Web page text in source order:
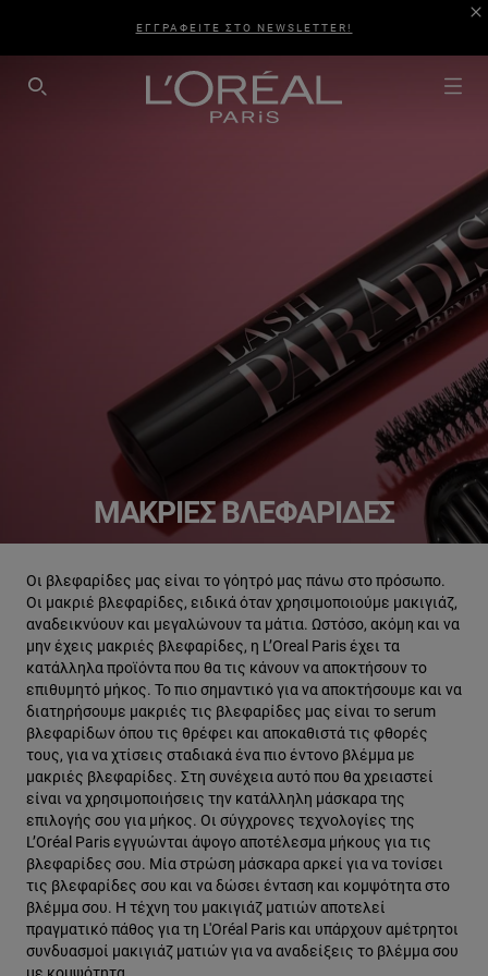
ΕΓΓΡΑΦΕΙΤΕ ΣΤΟ NEWSLETTER!
SEARCH THIS SITE
ΜΑΚΡΙΈΣ ΒΛΕΦΑΡΊΔΕΣ
Οι βλεφαρίδες μας είναι το γόητρό μας πάνω στο πρόσωπο.
Οι μακριέ βλεφαρίδες, ειδικά όταν χρησιμοποιούμε μακιγιάζ,
αναδεικνύουν και μεγαλώνουν τα μάτια. Ωστόσο, ακόμη και να
μην έχεις μακριές βλεφαρίδες, η L’Oreal Paris έχει τα
κατάλληλα προϊόντα που θα τις κάνουν να αποκτήσουν το
επιθυμητό μήκος. Το πιο σημαντικό για να αποκτήσουμε και να
διατηρήσουμε μακριές τις βλεφαρίδες μας είναι το serum
βλεφαρίδων όπου τις θρέφει και αποκαθιστά τις φθορές
τους, για να χτίσεις σταδιακά ένα πιο έντονο βλέμμα με
μακριές βλεφαρίδες. Στη συνέχεια αυτό που θα χρειαστεί
είναι να χρησιμοποιήσεις την κατάλληλη μάσκαρα της
επιλογής σου για μήκος. Οι σύγχρονες τεχνολογίες της
L’Oréal Paris εγγυώνται άψογο αποτέλεσμα μήκους για τις
βλεφαρίδες σου. Μία στρώση μάσκαρα αρκεί για να τονίσει
τις βλεφαρίδες σου και να δώσει ένταση και κομψότητα στο
βλέμμα σου. Η τέχνη του μακιγιάζ ματιών αποτελεί
πραγματικό πάθος για τη L'Oréal Paris και υπάρχουν αμέτρητοι
συνδυασμοί μακιγιάζ ματιών για να αναδείξεις το βλέμμα σου